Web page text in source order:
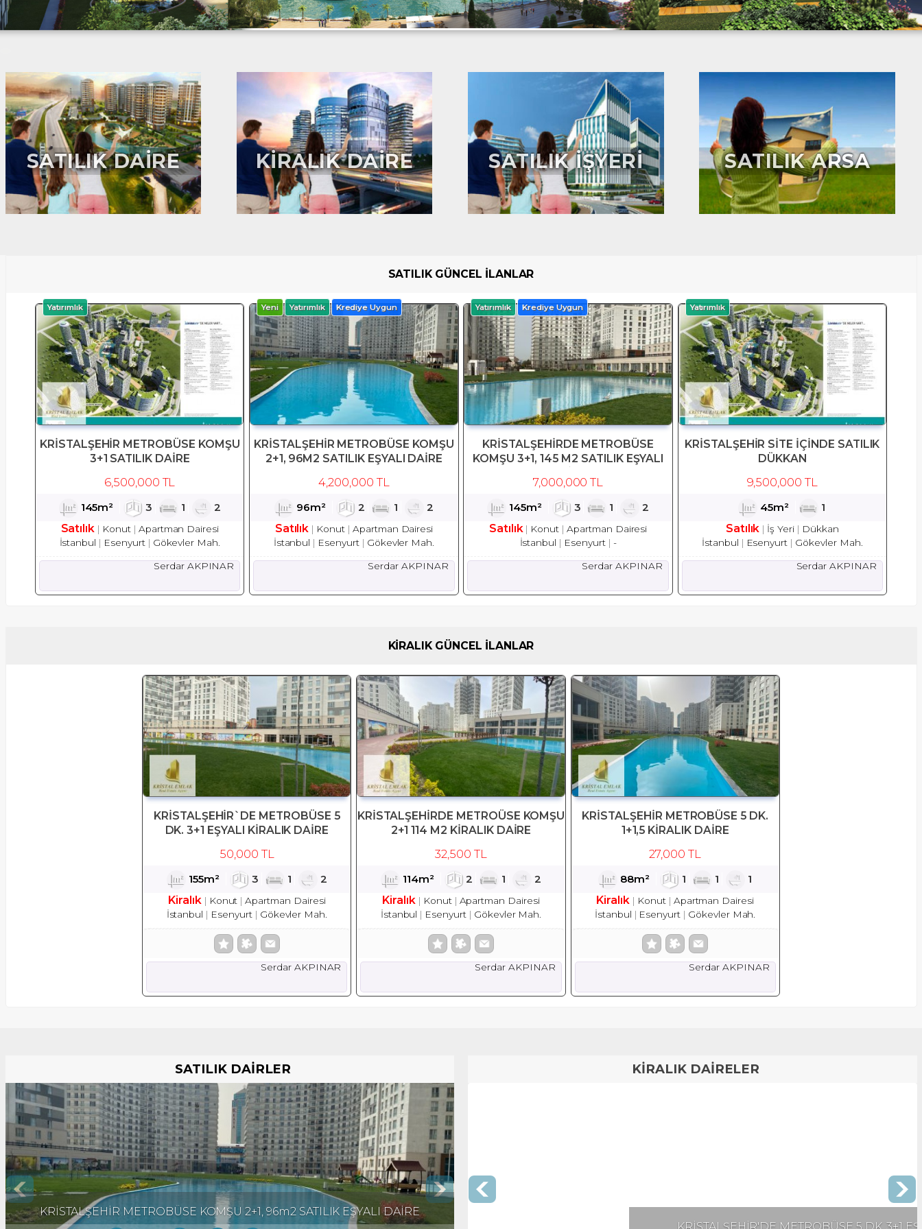
SATILIK DAİRE KİRALIK DAİRE SATILIK İŞYERİ SATILIK ARSA
SATILIK GÜNCEL İLANLAR
Yatırımlık
KRİSTALŞEHİR METROBÜSE KOMŞU
3+1 SATILIK DAİRE
6,500,000 TL
145m² 3 1
2
Satılık
Konut
Apartman Dairesi
İstanbul
Esenyurt Gökevler Mah.
Serdar AKPINAR
Yeni Yatırımlık Krediye Uygun
KRİSTALŞEHİR METROBÜSE KOMŞU
2+1, 96M2 SATILIK EŞYALI DAİRE
4,200,000 TL
96m² 2 1
2
Satılık
Konut
Apartman Dairesi
İstanbul
Esenyurt Gökevler Mah.
Serdar AKPINAR
Yatırımlık Krediye Uygun
KRİSTALŞEHİRDE METROBÜSE
KOMŞU 3+1, 145 M2 SATILIK EŞYALI
7,000,000 TL
145m² 3 1
2
Satılık
Konut
Apartman Dairesi
İstanbul
Esenyurt -
Serdar AKPINAR
Yatırımlık
KRİSTALŞEHİR SİTE İÇİNDE SATILIK
DÜKKAN
9,500,000 TL
45m²
1
Satılık
İş Yeri
Dükkan
İstanbul
Esenyurt Gökevler Mah.
Serdar AKPINAR
KİRALIK GÜNCEL İLANLAR
KRİSTALŞEHİR`DE METROBÜSE 5
DK. 3+1 EŞYALI KİRALIK DAİRE
50,000 TL
155m² 3 1
2
Kiralık
Konut
Apartman Dairesi
İstanbul
Esenyurt Gökevler Mah.
Serdar AKPINAR
KRİSTALŞEHİRDE METROÜSE KOMŞU
2+1 114 M2 KİRALIK DAİRE
32,500 TL
114m² 2 1
2
Kiralık
Konut
Apartman Dairesi
İstanbul
Esenyurt Gökevler Mah.
Serdar AKPINAR
KRİSTALŞEHİR METROBÜSE 5 DK.
1+1,5 KİRALIK DAİRE
27,000 TL
88m² 1 1
1
Kiralık
Konut
Apartman Dairesi
İstanbul
Esenyurt Gökevler Mah.
Serdar AKPINAR
SATILIK DAİRLER
KRİSTALŞEHİR METROBÜSE KOMŞU 2+1, 96m2 SATILIK EŞYALI DAİRE
KİRALIK DAİRELER